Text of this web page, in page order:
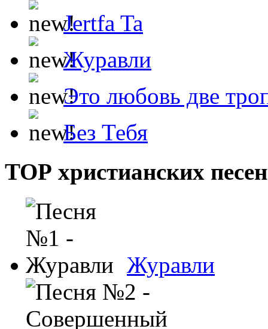
Jertfa Ta
Журавли
Это любовь две
Без Тебя
ТОР христианских песен
Журавли